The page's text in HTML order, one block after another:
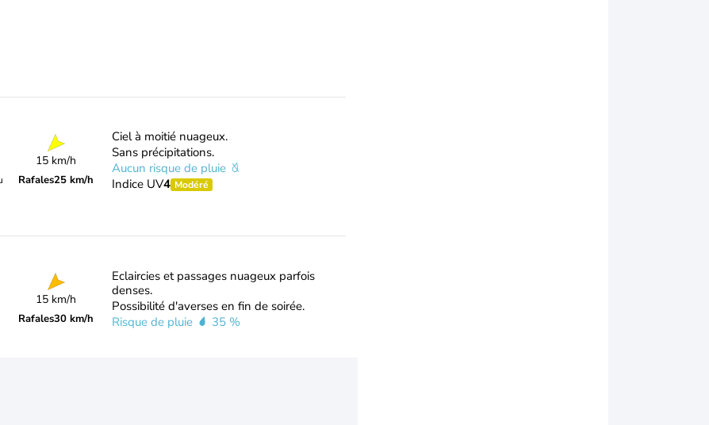
15 km/h
Rafales25 km/h
Ciel à moitié nuageux.
Sans précipitations.
Aucun risque de pluie
Indice UV4 Modéré
15 km/h
Rafales30 km/h
Eclaircies et passages nuageux parfois
denses.
Possibilité d'averses en fin de soirée.
Risque de pluie
35 %